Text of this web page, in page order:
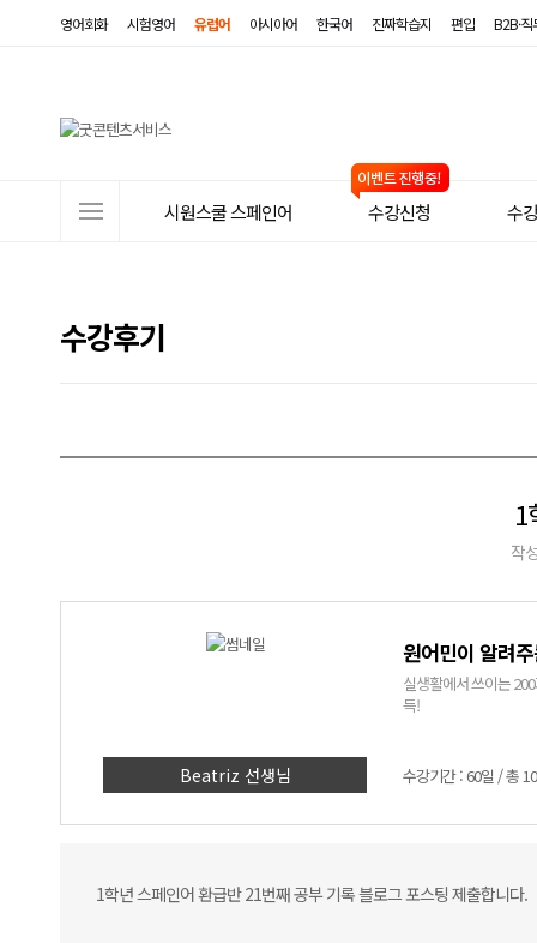
영어회화 시험영어 유럽어 아시아어 한국어 진짜학습지 편입 B2B·
뉴
시원스쿨 스페인어 수강신청 수
수강후기
1
작
Beatriz 선생님
원어민이 알려
실생활에서 쓰이는
득!
수강기간 : 60일 / 총
1학년 스페인어 환급반 21번째 공부 기록 블로그 포스팅 제출합니다.